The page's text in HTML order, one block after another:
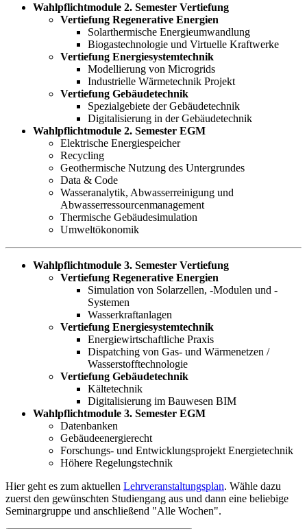
Wahlpflichtmodule 2. Semester Vertiefung
Vertiefung Regenerative Energien
Solarthermische Energieumwandlung
Biogastechnologie und Virtuelle Kraftwerke
Vertiefung Energiesystemtechnik
Modellierung von Microgrids
Industrielle Wärmetechnik Projekt
Vertiefung Gebäudetechnik
Spezialgebiete der Gebäudetechnik
Digitalisierung in der Gebäudetechnik
Wahlpflichtmodule 2. Semester EGM
Elektrische Energiespeicher
Recycling
Geothermische Nutzung des Untergrundes
Data & Code
Wasseranalytik, Abwasserreinigung und
Abwasserressourcenmanagement
Thermische Gebäudesimulation
Umweltökonomik
Wahlpflichtmodule 3. Semester Vertiefung
Vertiefung Regenerative Energien
Simulation von Solarzellen, -Modulen und -
Systemen
Wasserkraftanlagen
Vertiefung Energiesystemtechnik
Energiewirtschaftliche Praxis
Dispatching von Gas- und Wärmenetzen /
Wasserstofftechnologie
Vertiefung Gebäudetechnik
Kältetechnik
Digitalisierung im Bauwesen BIM
Wahlpflichtmodule 3. Semester EGM
Datenbanken
Gebäudeenergierecht
Forschungs- und Entwicklungsprojekt Energietechnik
Höhere Regelungstechnik
Hier geht es zum aktuellen Lehrveranstaltungsplan. Wähle dazu
zuerst den gewünschten Studiengang aus und dann eine beliebige
Seminargruppe und anschließend "Alle Wochen".